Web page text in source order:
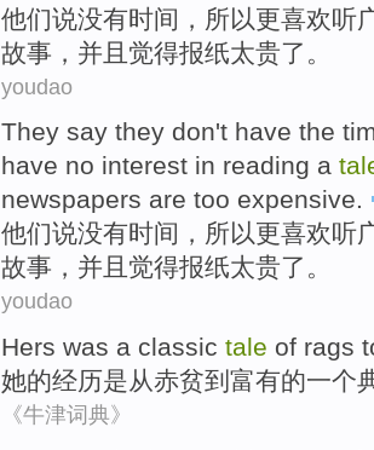
他们说没有时间 ， 所以更喜欢听
故事 ， 并且 觉得报纸太贵了 。
youdao
They say they don't have the
have no interest in reading a
newspapers are too expensive.
他们说没有时间 ， 所以更喜欢听
故事 ， 并且 觉得报纸太贵了 。
youdao
Hers was a classic tale of rags
她的经历是从赤贫到 富有的一个
《牛津词典》